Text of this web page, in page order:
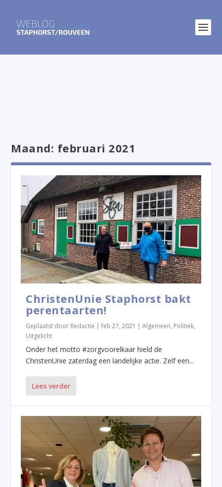
Maand: februari 2021
ChristenUnie Staphorst bakt
perentaarten!
Geplaatst door Redactie |feb 27, 2021 |Algemeen, Politiek,
Uitgelicht
Onder het motto #zorgvoorelkaar hield de
ChristenUnie zaterdag een landelijke actie. Zelf een...
Lees verder